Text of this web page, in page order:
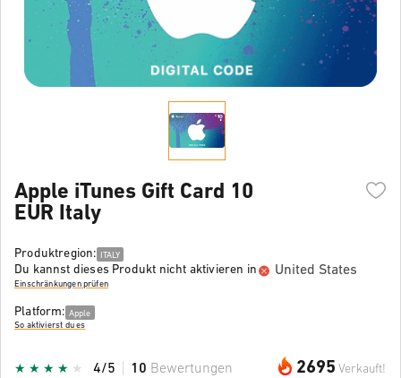
Apple iTunes Gift Card 10
EUR Italy
Produktregion: ITALY
Du kannst dieses Produkt nicht aktivieren in United States
Einschränkungen prüfen
Platform: Apple
So aktivierst du es
2695 Verkauft!
4/5 10 Bewertungen